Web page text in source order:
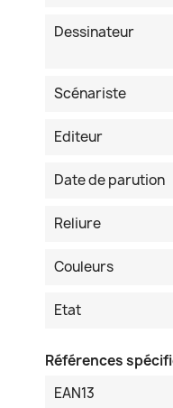
Dessinateur
Scénariste
Editeur
Date de parution
Reliure
Couleurs
Etat
Références
EAN13